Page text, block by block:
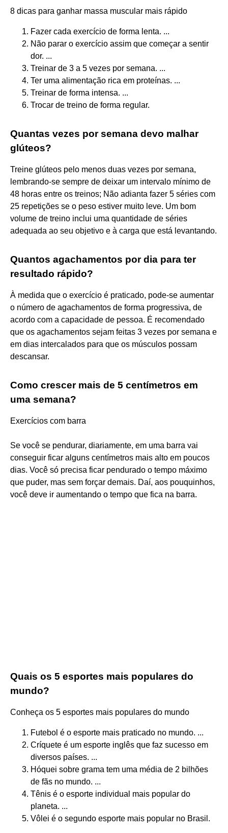
8 dicas para ganhar massa muscular mais rápido
Fazer cada exercício de forma lenta. ...
Não parar o exercício assim que começar a sentir
dor. ...
Treinar de 3 a 5 vezes por semana. ...
Ter uma alimentação rica em proteínas. ...
Treinar de forma intensa. ...
Trocar de treino de forma regular.
Quantas vezes por semana devo malhar
glúteos?
Treine glúteos pelo menos duas vezes por semana,
lembrando-se sempre de deixar um intervalo mínimo de
48 horas entre os treinos; Não adianta fazer 5 séries com
25 repetições se o peso estiver muito leve. Um bom
volume de treino inclui uma quantidade de séries
adequada ao seu objetivo e à carga que está levantando.
Quantos agachamentos por dia para ter
resultado rápido?
À medida que o exercício é praticado, pode-se aumentar
o número de agachamentos de forma progressiva, de
acordo com a capacidade de pessoa. É recomendado
que os agachamentos sejam feitas 3 vezes por semana e
em dias intercalados para que os músculos possam
descansar.
Como crescer mais de 5 centímetros em
uma semana?
Exercícios com barra
Se você se pendurar, diariamente, em uma barra vai
conseguir ficar alguns centímetros mais alto em poucos
dias. Você só precisa ficar pendurado o tempo máximo
que puder, mas sem forçar demais. Daí, aos pouquinhos,
você deve ir aumentando o tempo que fica na barra.
Quais os 5 esportes mais populares do
mundo?
Conheça os 5 esportes mais populares do mundo
Futebol é o esporte mais praticado no mundo. ...
Críquete é um esporte inglês que faz sucesso em
diversos países. ...
Hóquei sobre grama tem uma média de 2 bilhões
de fãs no mundo. ...
Tênis é o esporte individual mais popular do
planeta. ...
Vôlei é o segundo esporte mais popular no Brasil.